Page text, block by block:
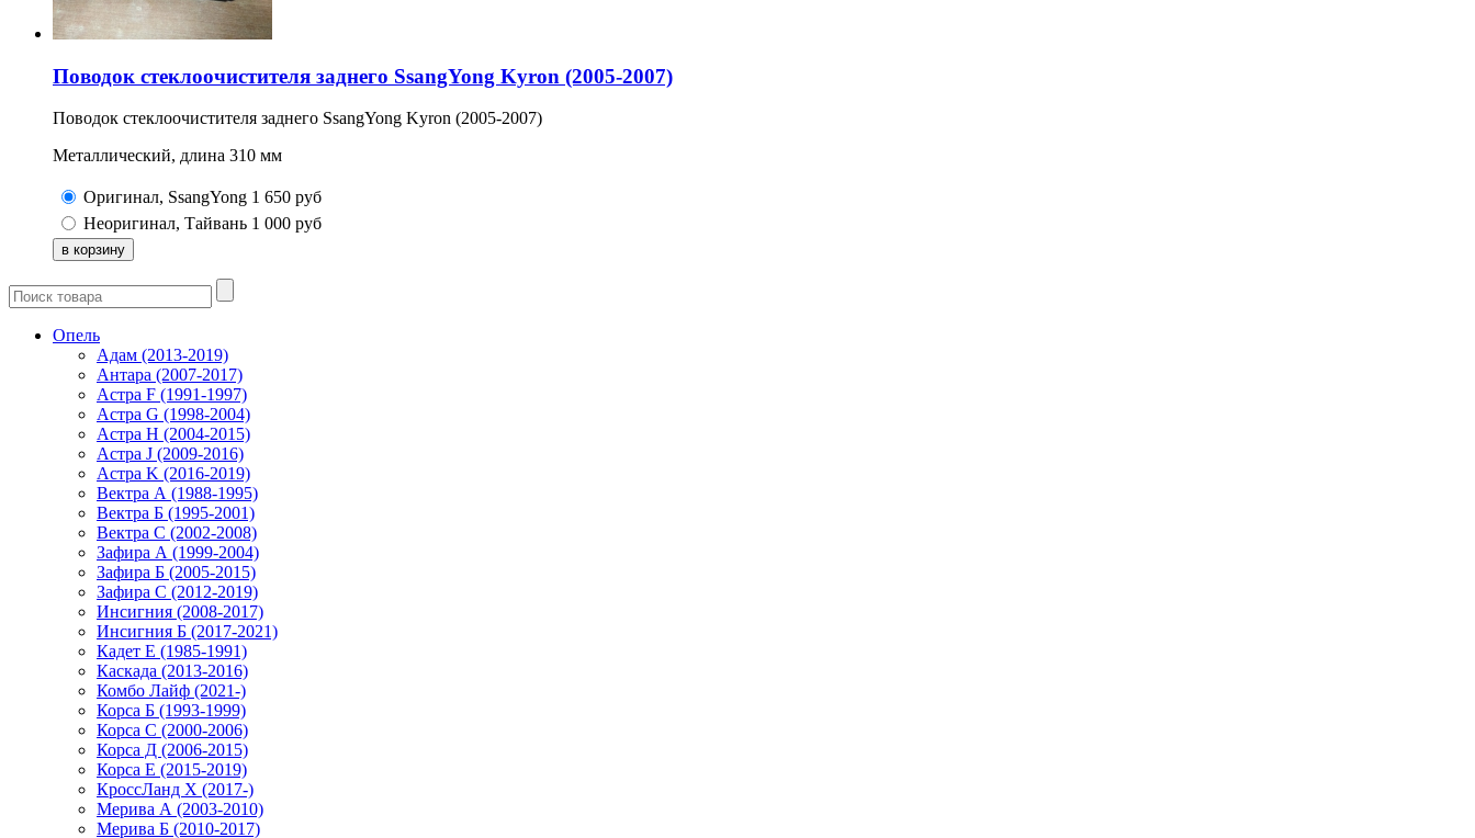
Поводок стеклоочистителя заднего SsangYong Kyron (2005-2007)
Поводок стеклоочистителя заднего SsangYong Kyron (2005-2007)
Металлический, длина 310 мм
Оригинал, SsangYong 1 650 руб
Неоригинал, Тайвань 1 000 руб
Опель
Адам (2013-2019)
Антара (2007-2017)
Астра F (1991-1997)
Астра G (1998-2004)
Астра H (2004-2015)
Астра J (2009-2016)
Астра K (2016-2019)
Вектра А (1988-1995)
Вектра Б (1995-2001)
Вектра С (2002-2008)
Зафира А (1999-2004)
Зафира Б (2005-2015)
Зафира С (2012-2019)
Инсигния (2008-2017)
Инсигния Б (2017-2021)
Кадет Е (1985-1991)
Каскада (2013-2016)
Комбо Лайф (2021-)
Корса Б (1993-1999)
Корса С (2000-2006)
Корса Д (2006-2015)
Корса E (2015-2019)
КроссЛанд X (2017-)
Мерива А (2003-2010)
Мерива Б (2010-2017)